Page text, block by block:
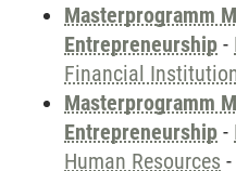
Masterprogramm
Entrepreneurship -
Financial
Masterprogramm
Entrepreneurship -
Human Resources -